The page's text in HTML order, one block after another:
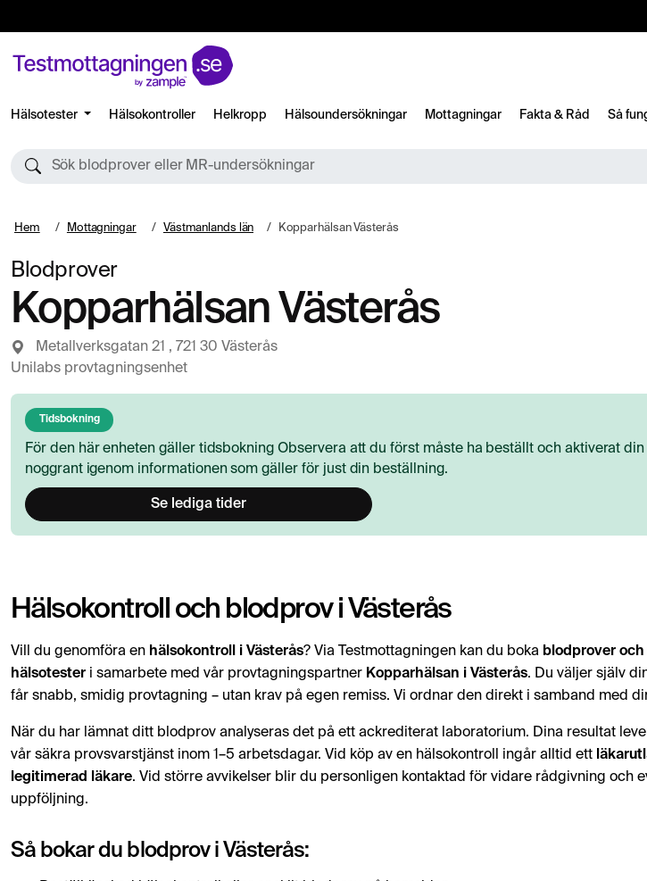
Hälsotester Hälsokontroller Helkropp Hälsoundersökningar Mottagningar Fakta & Råd Så
Sök blodprover eller MR-undersökningar
Hem Mottagningar Västmanlands län Kopparhälsan Västerås
Blodprover
Kopparhälsan Västerås
Metallverksgatan 21 , 721 30 Västerås
Unilabs provtagningsenhet
Tidsbokning
För den här enheten gäller tidsbokning Observera att du först måste ha beställt och aktiverat
noggrant igenom informationen som gäller för just din beställning.
Se lediga tider
Hälsokontroll och blodprov i Västerås
Vill du genomföra en hälsokontroll i Västerås? Via Testmottagningen kan du boka blodprover
hälsotester i samarbete med vår provtagningspartner Kopparhälsan i Västerås. Du väljer själv
får snabb, smidig provtagning – utan krav på egen remiss. Vi ordnar den direkt i samband med
När du har lämnat ditt blodprov analyseras det på ett ackrediterat laboratorium. Dina resultat
vår säkra provsvarstjänst inom 1–5 arbetsdagar. Vid köp av en hälsokontroll ingår alltid ett
legitimerad läkare. Vid större avvikelser blir du personligen kontaktad för vidare rådgivning och
uppföljning.
Så bokar du blodprov i Västerås: